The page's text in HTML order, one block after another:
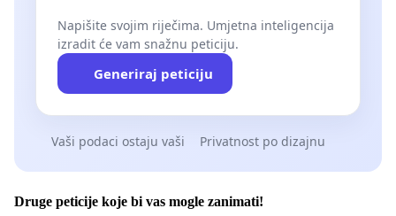
Napišite svojim riječima. Umjetna inteligencija
izradit će vam snažnu peticiju.
Generiraj peticiju
Vaši podaci ostaju vaši Privatnost po dizajnu
Druge peticije koje bi vas mogle zanimati!